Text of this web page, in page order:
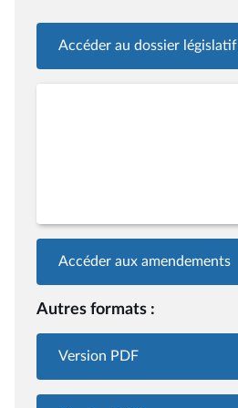
Accéder au dossier législatif
Accéder aux amendements
Autres formats :
Version PDF